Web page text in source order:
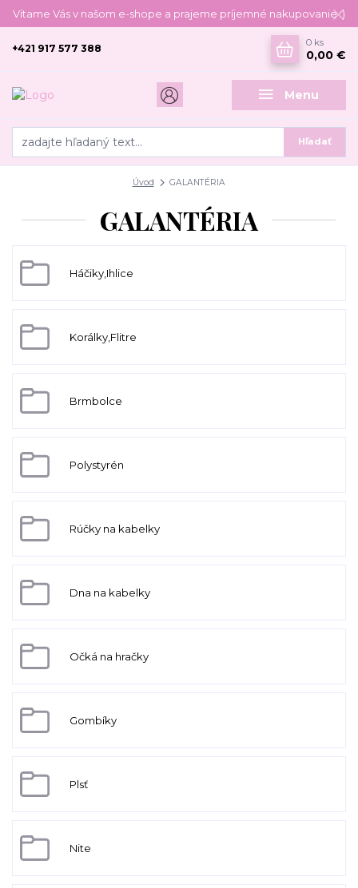
Vítame Vás v našom e-shope a prajeme príjemné nakupovanie :)
Menu
Hľadať
+421 917 577 388
0 ks
0,00 €
Úvod GALANTÉRIA
GALANTÉRIA
Háčiky,Ihlice
Korálky,Flitre
Brmbolce
Polystyrén
Rúčky na kabelky
Dna na kabelky
Očká na hračky
Gombíky
Plsť
Nite